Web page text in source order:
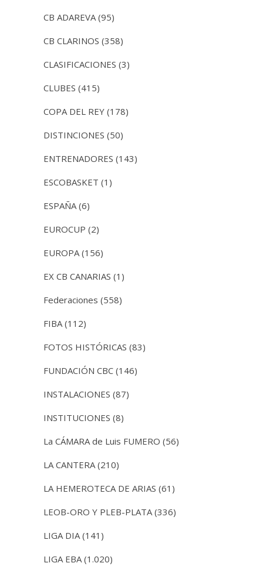
CB ADAREVA (95)
CB CLARINOS (358)
CLASIFICACIONES (3)
CLUBES (415)
COPA DEL REY (178)
DISTINCIONES (50)
ENTRENADORES (143)
ESCOBASKET (1)
ESPAÑA (6)
EUROCUP (2)
EUROPA (156)
EX CB CANARIAS (1)
Federaciones (558)
FIBA (112)
FOTOS HISTÓRICAS (83)
FUNDACIÓN CBC (146)
INSTALACIONES (87)
INSTITUCIONES (8)
La CÁMARA de Luis FUMERO (56)
LA CANTERA (210)
LA HEMEROTECA DE ARIAS (61)
LEOB-ORO Y PLEB-PLATA (336)
LIGA DIA (141)
LIGA EBA (1.020)